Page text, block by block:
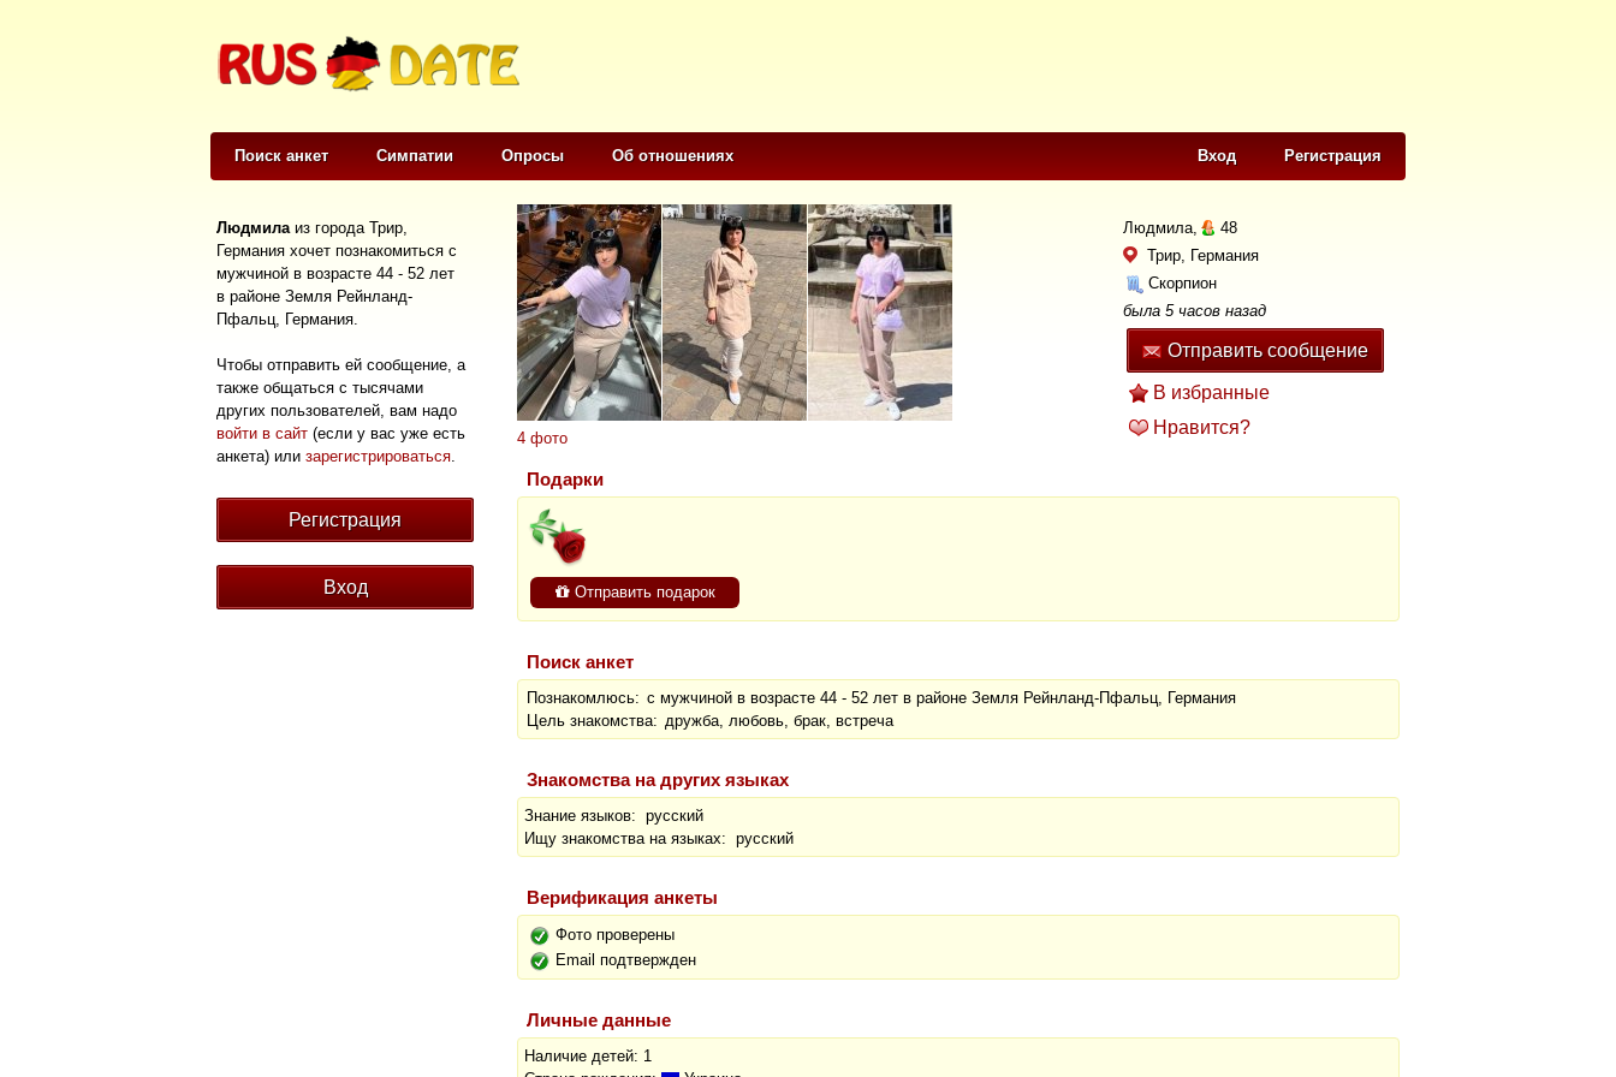
Поиск анкет Симпатии Опросы Об отношениях Регистрация
Вход
Людмилаиз города Трир,
Германия хочет познакомиться с
мужчиной в возрасте 44 - 52 лет
в районе Земля Рейнланд-
Пфальц, Германия.
Чтобы отправить ей сообщение, а
также общаться с тысячами
других пользователей, вам надо
войти в сайт (если у вас уже есть
анкета) или зарегистрироваться.
4 фото
Людмила,
48
Трир, Германия
Скорпион
была 5 часов назад
Отправить сообщение
В избранные
Нравится?
Подарки
Отправить подарок
Поиск анкет
Познакомлюсь: с мужчиной в возрасте 44 - 52 лет в районе Земля Рейнланд-Пфальц, Германия
Цель знакомства: дружба, любовь, брак, встреча
Знакомства на других языках
Знание языков: русский
Ищу знакомства на языках: русский
Верификация анкеты
Фото проверены
Email подтвержден
Личные данные
Наличие детей: 1